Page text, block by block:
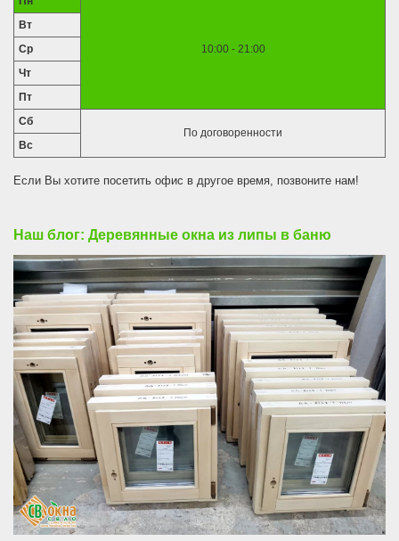
10:00 - 21:00
Вт
Ср
Чт
Пт
Сб
По договоренности
Вс
Если Вы хотите посетить офис в другое время, позвоните нам!
Наш блог: Деревянные окна из липы в баню